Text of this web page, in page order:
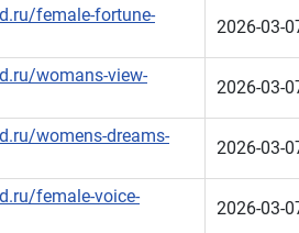
female-fortune-
2026-03-
womans-view-
2026-03-
womens-dreams-
2026-03-
female-voice-
2026-03-